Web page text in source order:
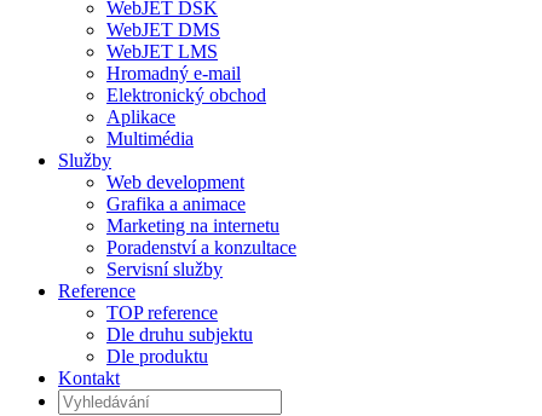
WebJET DSK
WebJET DMS
WebJET LMS
Hromadný e-mail
Elektronický obchod
Aplikace
Multimédia
Služby
Web development
Grafika a animace
Marketing na internetu
Poradenství a konzultace
Servisní služby
Reference
TOP reference
Dle druhu subjektu
Dle produktu
Kontakt